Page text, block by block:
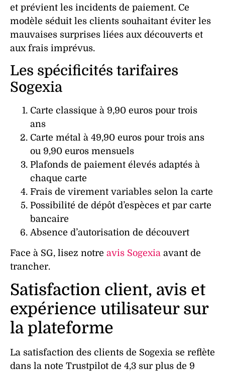
et prévient les incidents de paiement. Ce
modèle séduit les clients souhaitant éviter les
mauvaises surprises liées aux découverts et
aux frais imprévus.
Les spécificités tarifaires
Sogexia
Carte classique à 9,90 euros pour trois
ans
Carte métal à 49,90 euros pour trois ans
ou 9,90 euros mensuels
Plafonds de paiement élevés adaptés à
chaque carte
Frais de virement variables selon la carte
Possibilité de dépôt d’espèces et par carte
bancaire
Absence d’autorisation de découvert
Face à SG, lisez notre avis Sogexia avant de
trancher.
Satisfaction client, avis et
expérience utilisateur sur
la plateforme
La satisfaction des clients de Sogexia se reflète
dans la note Trustpilot de 4,3 sur plus de 9